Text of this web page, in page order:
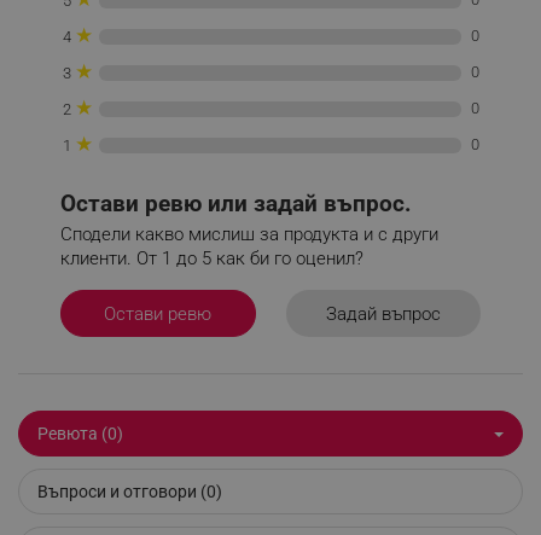
4 ★ 0
3 ★ 0
2 ★ 0
1 ★ 0
Остави ревю или задай въпрос.
Сподели какво мислиш за продукта и с други
клиенти. От 1 до 5 как би го оценил?
Остави ревю Задай въпрос
Ревюта (0)
Въпроси и отговори (0)
.alleop.bg
_sgf_rq